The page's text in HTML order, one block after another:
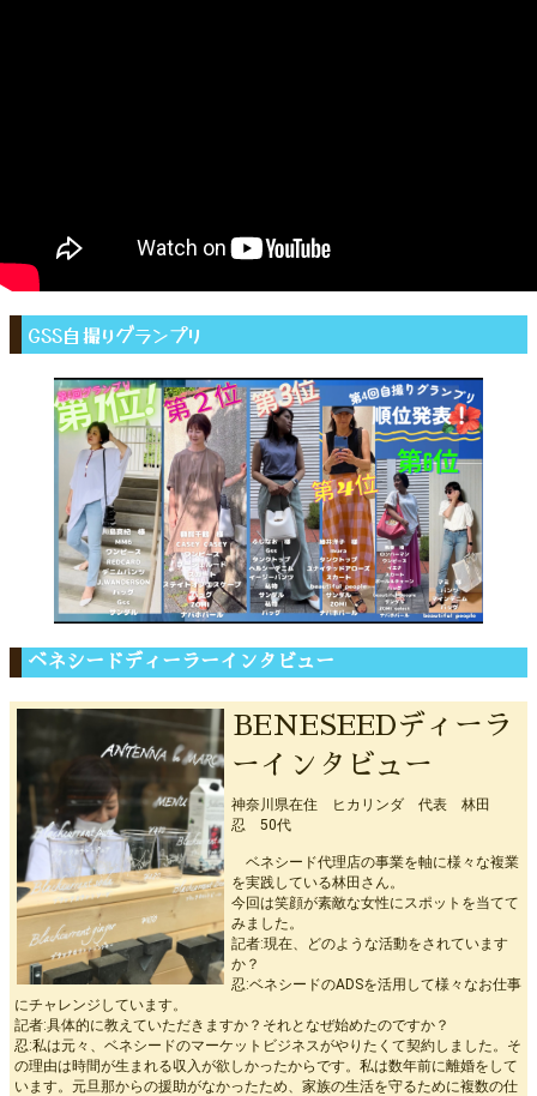
GSS自撮りグランプリ
ベネシードディーラーインタビュー
BENESEEDディーラ
ーインタビュー
神奈川県在住 ヒカリンダ 代表 林田
忍 50代
ベネシード代理店の事業を軸に様々な複業
を実践している林田さん。
今回は笑顔が素敵な女性にスポットを当てて
みました。
記者:現在、どのような活動をされています
か？
忍:ベネシードのADSを活用して様々なお仕事
にチャレンジしています。
記者:具体的に教えていただきますか？それとなぜ始めたのですか？
忍:私は元々、ベネシードのマーケットビジネスがやりたくて契約しました。そ
の理由は時間が生まれる収入が欲しかったからです。私は数年前に離婚をして
います。元旦那からの援助がなかったため、家族の生活を守るために複数の仕